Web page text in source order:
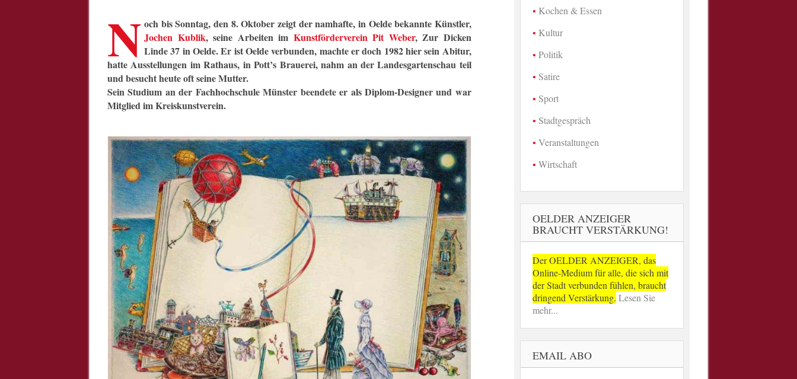
N och bis Sonntag, den 8. Oktober zeigt der namhafte, in Oelde bekannte Künstler,
Jochen Kublik, seine Arbeiten im Kunstförderverein Pit Weber, Zur Dicken
Linde 37 in Oelde. Er ist Oelde verbunden, machte er doch 1982 hier sein Abitur,
hatte Ausstellungen im Rathaus, in Pott’s Brauerei, nahm an der Landesgartenschau teil
und besucht heute oft seine Mutter.
Sein Studium an der Fachhochschule Münster beendete er als Diplom-Designer und war
Mitglied im Kreiskunstverein.
Kochen & Essen
Kultur
Politik
Satire
Sport
Stadtgespräch
Veranstaltungen
Wirtschaft
OELDER ANZEIGER
BRAUCHT VERSTÄRKUNG!
Der OELDER ANZEIGER, das
Online-Medium für alle, die sich mit
der Stadt verbunden fühlen, braucht
dringend Verstärkung. Lesen Sie
mehr...
EMAIL ABO